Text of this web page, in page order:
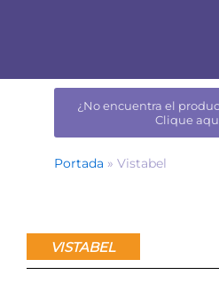
Portada »Vistabel
¿No encuentra el
Clique
VISTABEL